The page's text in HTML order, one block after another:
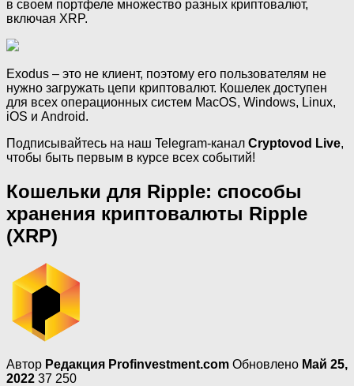
в своем портфеле множество разных криптовалют,
включая XRP.
Exodus – это не клиент, поэтому его пользователям не
нужно загружать цепи криптовалют. Кошелек доступен
для всех операционных систем MacOS, Windows, Linux,
iOS и Android.
Подписывайтесь на наш Telegram-канал Cryptovod Live,
чтобы быть первым в курсе всех событий!
Кошельки для Ripple: способы
хранения криптовалюты Ripple
(XRP)
Автор Редакция Profinvestment.com Обновлено Май 25,
2022 37 250